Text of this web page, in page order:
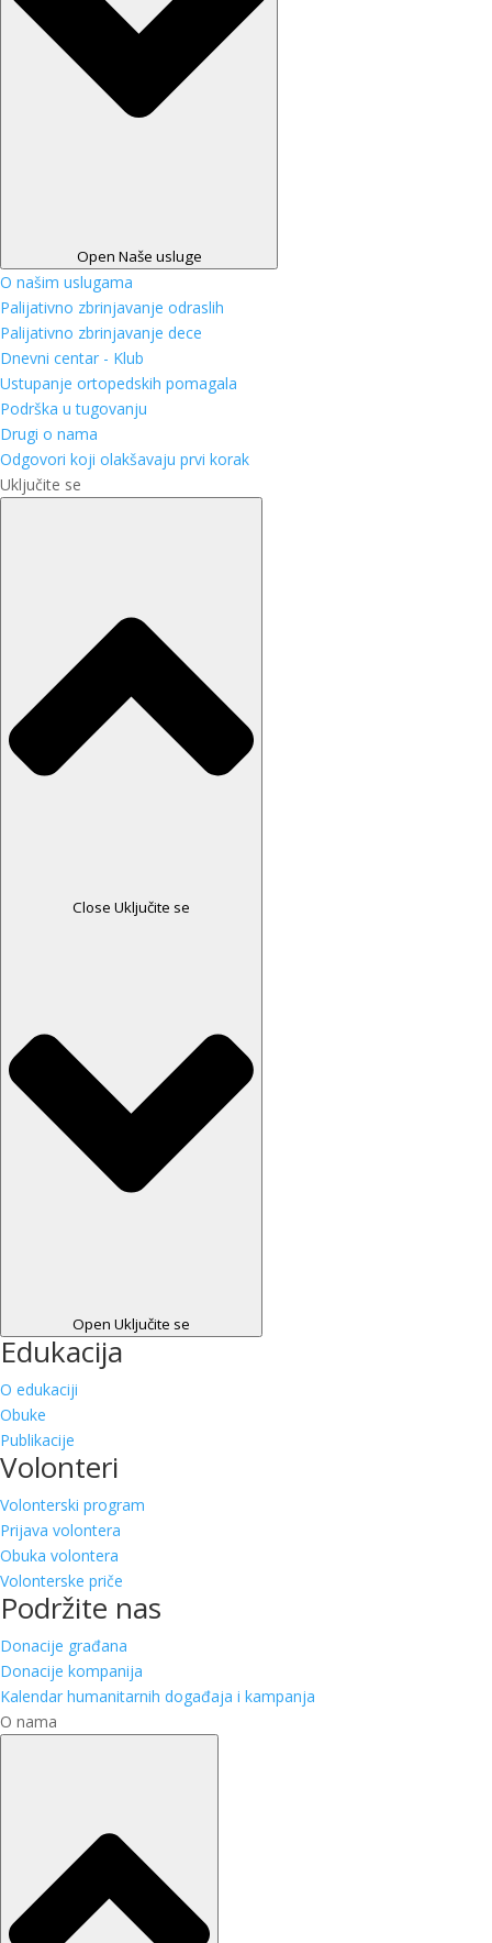
Open Naše usluge
O našim uslugama
Palijativno zbrinjavanje odraslih
Palijativno zbrinjavanje dece
Dnevni centar - Klub
Ustupanje ortopedskih pomagala
Podrška u tugovanju
Drugi o nama
Odgovori koji olakšavaju prvi korak
Uključite se
Close Uključite se
Open Uključite se
Edukacija
O edukaciji
Obuke
Publikacije
Volonteri
Volonterski program
Prijava volontera
Obuka volontera
Volonterske priče
Podržite nas
Donacije građana
Donacije kompanija
Kalendar humanitarnih događaja i kampanja
O nama